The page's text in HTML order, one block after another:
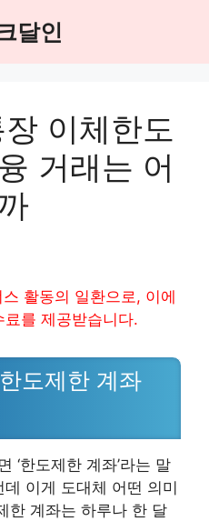
달인
이체한도
거래는 어
활동의 일환으로, 이에
를 제공받습니다.
도제한 계좌
‘한도제한 계좌’라는 말
이게 도대체 어떤 의미
한 계좌는 하루나 한 달